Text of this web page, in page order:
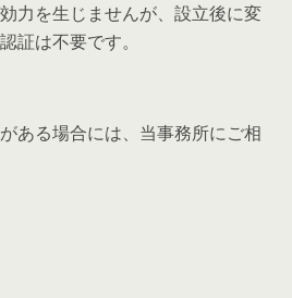
力を生じませんが、設立後に変
証は不要です。
ある場合には、当事務所にご相